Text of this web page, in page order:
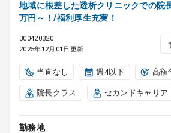
地域に根差した透析クリニックでの院
万円～！/福利厚生充実！
300420320
2025年12月01日更新
当直なし 週4以下 高額
院長クラス セカンドキャリア
勤務地